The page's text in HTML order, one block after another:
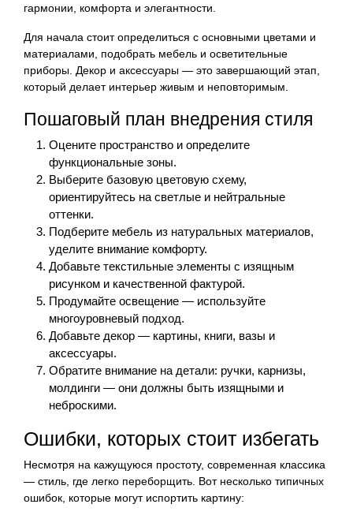
гармонии, комфорта и элегантности.
Для начала стоит определиться с основными цветами и
материалами, подобрать мебель и осветительные
приборы. Декор и аксессуары — это завершающий этап,
который делает интерьер живым и неповторимым.
Пошаговый план внедрения стиля
Оцените пространство и определите
функциональные зоны.
Выберите базовую цветовую схему,
ориентируйтесь на светлые и нейтральные
оттенки.
Подберите мебель из натуральных материалов,
уделите внимание комфорту.
Добавьте текстильные элементы с изящным
рисунком и качественной фактурой.
Продумайте освещение — используйте
многоуровневый подход.
Добавьте декор — картины, книги, вазы и
аксессуары.
Обратите внимание на детали: ручки, карнизы,
молдинги — они должны быть изящными и
неброскими.
Ошибки, которых стоит избегать
Несмотря на кажущуюся простоту, современная классика
— стиль, где легко переборщить. Вот несколько типичных
ошибок, которые могут испортить картину: